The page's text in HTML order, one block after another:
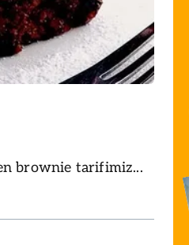
brownie tarifimiz...